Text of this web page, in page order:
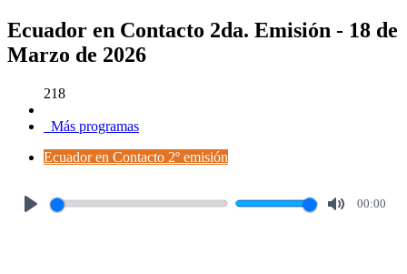
Ecuador en Contacto 2da. Emisión - 18 de
Marzo de 2026
218
Más programas
Ecuador en Contacto 2º emisión
00:00